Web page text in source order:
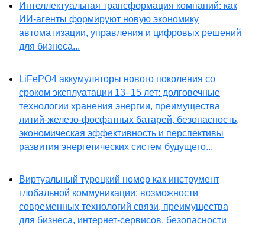
Интеллектуальная трансформация компаний: как
ИИ-агенты формируют новую экономику
автоматизации, управления и цифровых решений
для бизнеса...
LiFePO4 аккумуляторы нового поколения со
сроком эксплуатации 13–15 лет: долговечные
технологии хранения энергии, преимущества
литий-железо-фосфатных батарей, безопасность,
экономическая эффективность и перспективы
развития энергетических систем будущего...
Виртуальный турецкий номер как инструмент
глобальной коммуникации: возможности
современных технологий связи, преимущества
для бизнеса, интернет-сервисов, безопасности